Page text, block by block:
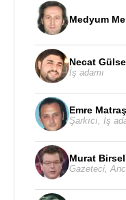
Medyum
Necat
İş adamı
Emre Matraş
Şarkıcı, İş
Murat Birsel
Gazeteci,